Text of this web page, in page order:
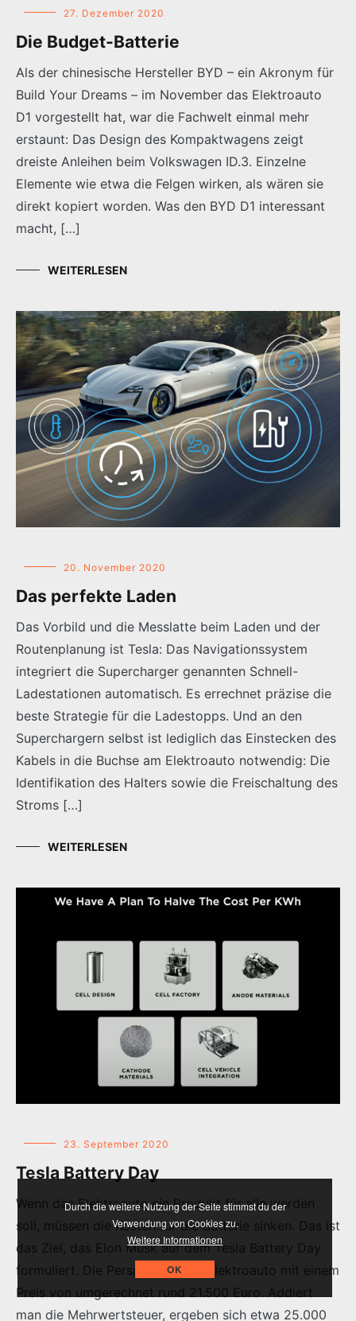
27. Dezember 2020
Die Budget-Batterie
Als der chinesische Hersteller BYD – ein Akronym für
Build Your Dreams – im November das Elektroauto
D1 vorgestellt hat, war die Fachwelt einmal mehr
erstaunt: Das Design des Kompaktwagens zeigt
dreiste Anleihen beim Volkswagen ID.3. Einzelne
Elemente wie etwa die Felgen wirken, als wären sie
direkt kopiert worden. Was den BYD D1 interessant
macht, […]
WEITERLESEN
20. November 2020
Das perfekte Laden
Das Vorbild und die Messlatte beim Laden und der
Routenplanung ist Tesla: Das Navigationssystem
integriert die Supercharger genannten Schnell-
Ladestationen automatisch. Es errechnet präzise die
beste Strategie für die Ladestopps. Und an den
Superchargern selbst ist lediglich das Einstecken des
Kabels in die Buchse am Elektroauto notwendig: Die
Identifikation des Halters sowie die Freischaltung des
Stroms […]
WEITERLESEN
23. September 2020
Tesla Battery Day
Wenn das Elektroauto ein Produkt für alle werden
soll, müssen die Kosten für die Batterie sinken. Das ist
das Ziel, das Elon Musk auf dem Tesla Battery Day
formuliert. Die Perspektive: Ein Elektroauto mit einem
Preis von umgerechnet rund 21.500 Euro. Addiert
man die Mehrwertsteuer, ergeben sich etwa 25.000
Durch die weitere Nutzung der Seite stimmst du der
Verwendung von Cookies zu.
Weitere Informationen
OK